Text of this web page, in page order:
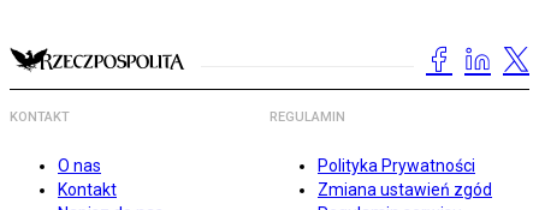
KONTAKT
O nas
Kontakt
REGULAMIN
Polityka Prywatności
Zmiana ustawień zgód